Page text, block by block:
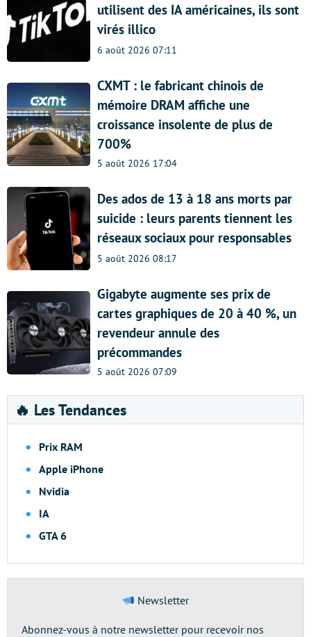
utilisent des IA américaines, ils sont
virés illico
6 août 2026 07:11
CXMT : le fabricant chinois de
mémoire DRAM affiche une
croissance insolente de plus de
700%
5 août 2026 17:04
Des ados de 13 à 18 ans morts par
suicide : leurs parents tiennent les
réseaux sociaux pour responsables
5 août 2026 08:17
Gigabyte augmente ses prix de
cartes graphiques de 20 à 40 %, un
revendeur annule des
précommandes
5 août 2026 07:09
🔥 Les Tendances
Prix RAM
Apple iPhone
Nvidia
IA
GTA 6
Newsletter
Abonnez-vous à notre newsletter pour recevoir nos